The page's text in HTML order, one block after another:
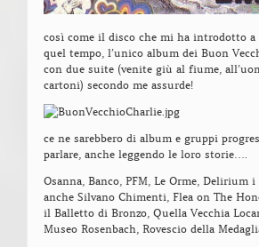
così come il disco che mi ha introdotto a
quel tempo, l’unico album dei Buon
con due suite (venite giù al fiume,
cartoni) secondo me assurde!
ce ne sarebbero di album e gruppi
parlare, anche leggendo le loro storie….
Osanna, Banco, PFM, Le Orme, Delirium
anche Silvano Chimenti, Flea on The
il Balletto di Bronzo, Quella Vecchia
Museo Rosenbach, Rovescio della